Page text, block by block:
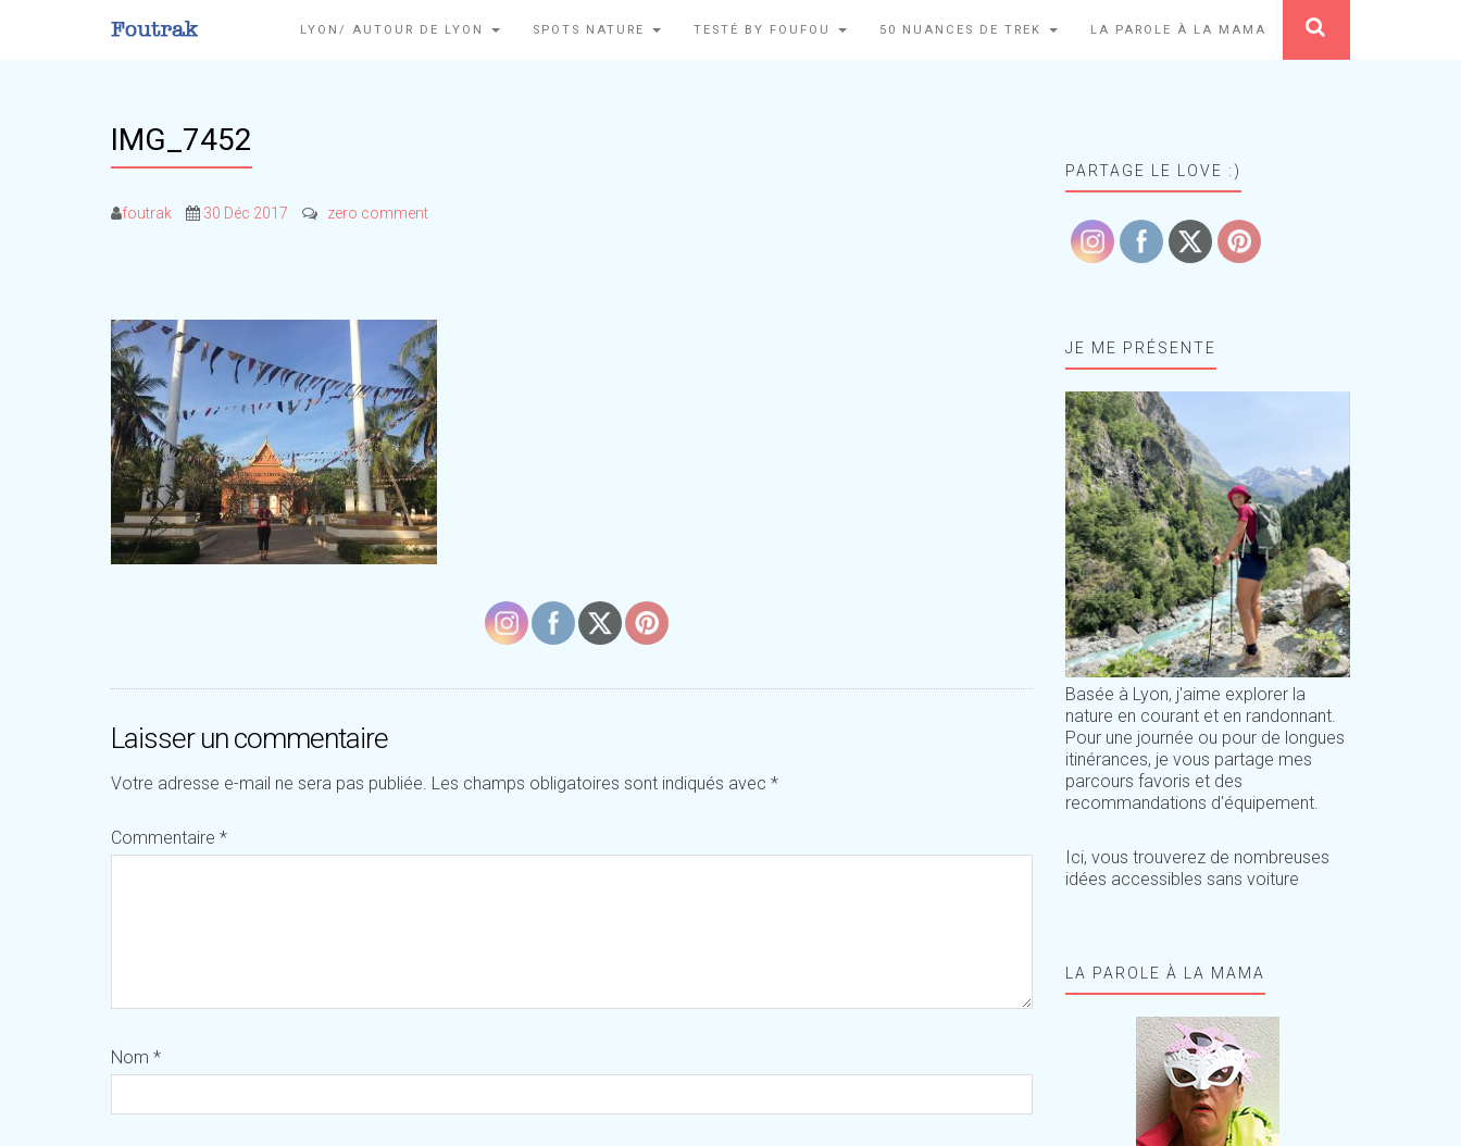
LYON/ AUTOUR DE LYON SPOTS NATURE TESTÉ BY FOUFOU 50 NUANCES DE TREK LA PAROLE À LA MAMA
IMG_7452
foutrak 30 Déc 2017 zero comment
Laisser un commentaire
Votre adresse e-mail ne sera pas publiée. Les champs obligatoires sont indiqués avec *
Commentaire *
Nom *
PARTAGE LE LOVE :)
JE ME PRÉSENTE
Basée à Lyon, j'aime explorer la
nature en courant et en randonnant.
Pour une journée ou pour de longues
itinérances, je vous partage mes
parcours favoris et des
recommandations d'équipement.
Ici, vous trouverez de nombreuses
idées accessibles sans voiture
LA PAROLE À LA MAMA